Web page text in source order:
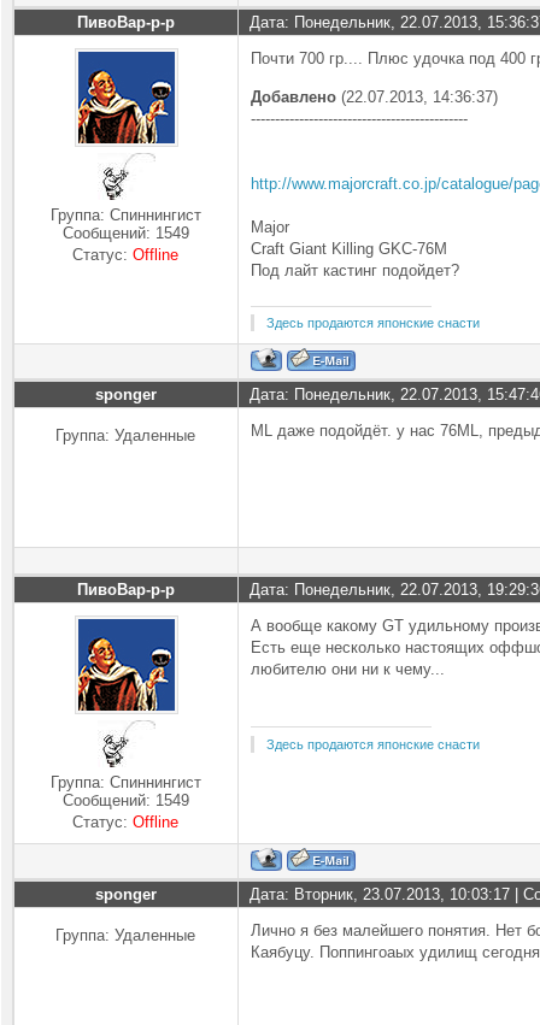
ПивоВар-р-р Дата: Понедельник, 22.07.2013,
Группа: Спиннингист
Сообщений: 1549
Статус:Offline
Почти 700 гр.... Плюс удочка под 400
Добавлено (22.07.2013, 14:36:37)
---------------------------------------------
http://www.majorcraft.co.jp/catalogue/
Major
Craft Giant Killing GKC-76M
Под лайт кастинг подойдет?
Здесь продаются японские снасти
sponger Дата: Понедельник, 22.07.2013,
Группа: Удаленные ML даже подойдёт. у нас 76ML,
ПивоВар-р-р Дата: Понедельник, 22.07.2013,
Группа: Спиннингист
Сообщений: 1549
Статус:Offline
А вообще какому GT удильному
Есть еще несколько настоящих
любителю они ни к чему...
Здесь продаются японские снасти
sponger Дата: Вторник, 23.07.2013, 10:03:17 |
Группа: Удаленные
Лично я без малейшего понятия. Нет
Каябуцу. Поппингоаых удилищ